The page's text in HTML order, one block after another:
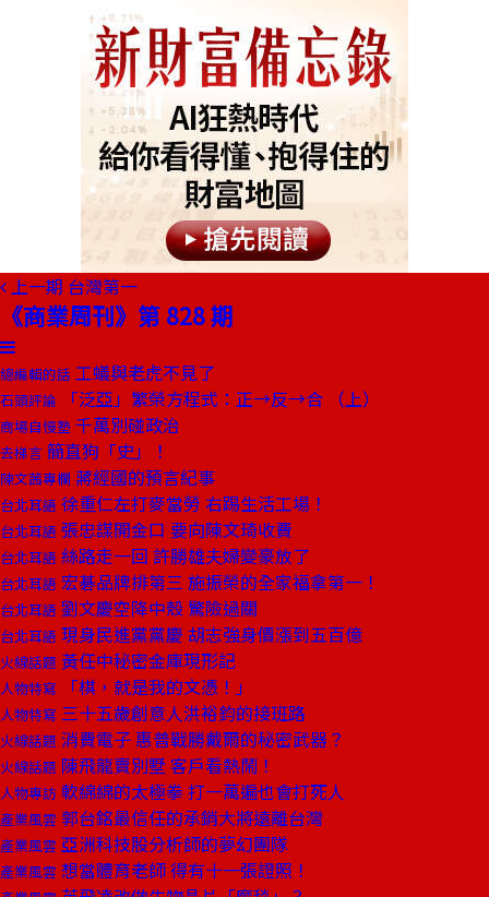
上一期 台灣第一
《商業周刊》第 828 期
總編輯的話 工蟻與老虎不見了
石頭評論 「泛亞」繁榮方程式：正→反→合 （上）
商場自慢塾 千萬別碰政治
去梯言 簡直狗「史」！
陳文茜專欄 蔣經國的預言紀事
台北耳語 徐重仁左打麥當勞 右踢生活工場！
台北耳語 張忠謀開金口 要向陳文琦收費
台北耳語 絲路走一回 許勝雄夫婦變豪放了
台北耳語 宏碁品牌排第三 施振榮的全家福拿第一！
台北耳語 劉文慶空降中殼 驚險過關
台北耳語 現身民進黨黨慶 胡志強身價漲到五百億
火線話題 黃任中秘密金庫現形記
人物特寫 「棋，就是我的文憑！」
人物特寫 三十五歲創意人洪裕鈞的接班路
火線話題 消費電子 惠普戰勝戴爾的秘密武器？
火線話題 陳飛龍賣別墅 客戶看熱鬧！
人物專訪 軟綿綿的太極拳 打一萬遍也會打死人
產業風雲 郭台銘最信任的承銷大將遠離台灣
產業風雲 亞洲科技股分析師的夢幻團隊
產業風雲 想當體育老師 得有十一張證照！